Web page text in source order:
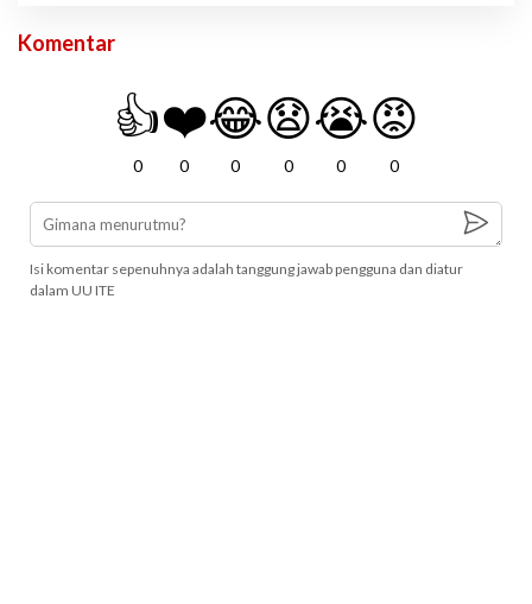
Komentar
👍
0
❤️
0
😂
0
😧
0
😭
0
😡
0
Isi komentar sepenuhnya adalah tanggung jawab pengguna dan diatur
dalam UU ITE